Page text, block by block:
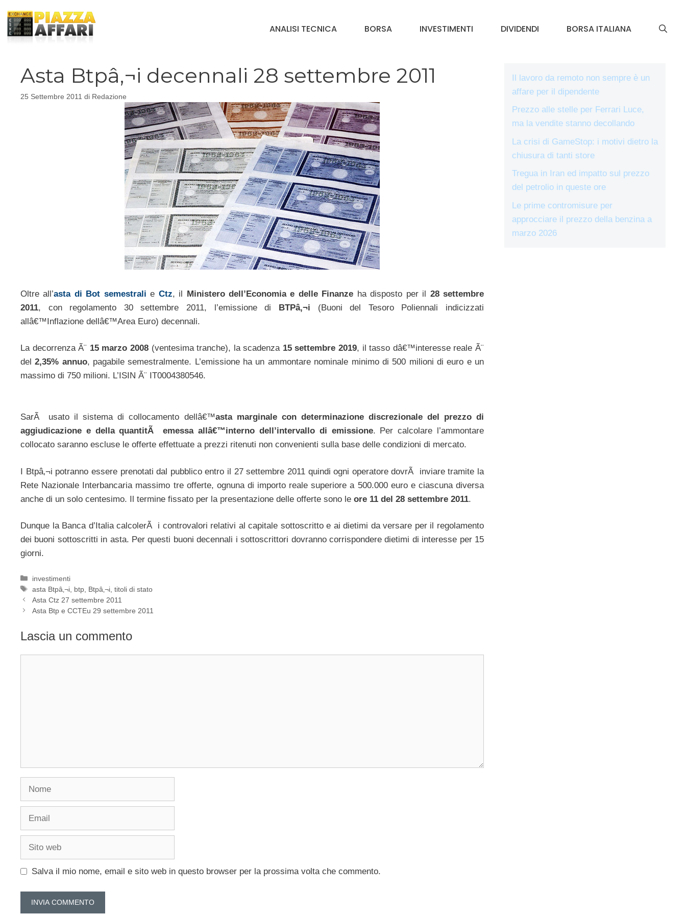
contenuto
ANALISI TECNICA BORSA INVESTIMENTI DIVIDENDI BORSA ITALIANA
Asta Btpâ‚¬i decennali 28 settembre 2011
25 Settembre 2011 di Redazione
Oltre all’asta di Bot semestrali e Ctz, il Ministero dell’Economia e delle Finanze ha disposto per il 28 settembre
2011, con regolamento 30 settembre 2011, l’emissione di BTPâ‚¬i (Buoni del Tesoro Poliennali indicizzati
allâ€™Inflazione dellâ€™Area Euro) decennali.
La decorrenza Ã¨ 15 marzo 2008(ventesima tranche), la scadenza 15 settembre 2019, il tasso dâ€™interesse reale Ã¨
del2,35% annuo, pagabile semestralmente. L’emissione ha un ammontare nominale minimo di 500 milioni di euro e un
massimo di 750 milioni. L’ISIN Ã¨ IT0004380546.
SarÃ usato il sistema di collocamento dellâ€™asta marginale con determinazione discrezionale del prezzo di
aggiudicazione e della quantitÃ emessa allâ€™interno dell’intervallo di emissione. Per calcolare l’ammontare
collocato saranno escluse le offerte effettuate a prezzi ritenuti non convenienti sulla base delle condizioni di mercato.
I Btpâ‚¬i potranno essere prenotati dal pubblico entro il 27 settembre 2011 quindi ogni operatore dovrÃ inviare tramite la
Rete Nazionale Interbancaria massimo tre offerte, ognuna di importo reale superiore a 500.000 euro e ciascuna diversa
anche di un solo centesimo. Il termine fissato per la presentazione delle offerte sono le ore 11 del 28 settembre 2011.
Dunque la Banca d’Italia calcolerÃ i controvalori relativi al capitale sottoscritto e ai dietimi da versare per il regolamento
dei buoni sottoscritti in asta. Per questi buoni decennali i sottoscrittori dovranno corrispondere dietimi di interesse per 15
giorni.
Categorie
investimenti
Tag
asta Btpâ‚¬i btp Btpâ‚¬i ,titoli di stato
Asta Ctz 27 settembre 2011
Asta Btp e CCTEu 29 settembre 2011
Lascia un commento
Nome
Email
Sito
Salva il mio nome, email e sito web in questo browser per la prossima volta che commento.
Il lavoro da remoto non sempre è un
affare per il dipendente
Prezzo alle stelle per Ferrari Luce,
ma la vendite stanno decollando
La crisi di GameStop: i motivi dietro la
chiusura di tanti store
Tregua in Iran ed impatto sul prezzo
del petrolio in queste ore
Le prime contromisure per
approcciare il prezzo della benzina a
marzo 2026